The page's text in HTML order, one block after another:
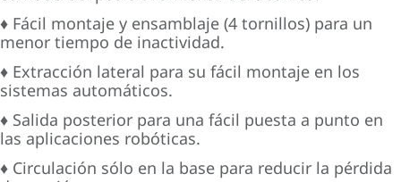
♦ Fácil montaje y ensamblaje (4 tornillos) para un
menor tiempo de inactividad.
♦ Extracción lateral para su fácil montaje en los
sistemas automáticos.
♦ Salida posterior para una fácil puesta a punto en
las aplicaciones robóticas.
♦ Circulación sólo en la base para reducir la pérdida